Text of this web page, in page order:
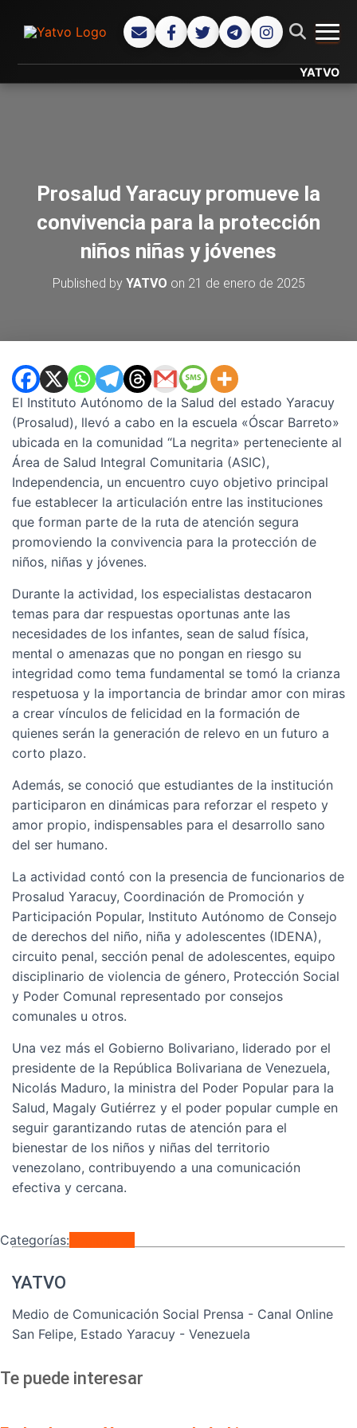
YATVO...
Prosalud Yaracuy promueve la
convivencia para la protección
niños niñas y jóvenes
Published by YATVO on 21 de enero de 2025
El Instituto Autónomo de la Salud del estado Yaracuy
(Prosalud), llevó a cabo en la escuela «Óscar Barreto»
ubicada en la comunidad “La negrita» perteneciente al
Área de Salud Integral Comunitaria (ASIC),
Independencia, un encuentro cuyo objetivo principal
fue establecer la articulación entre las instituciones
que forman parte de la ruta de atención segura
promoviendo la convivencia para la protección de
niños, niñas y jóvenes.
Durante la actividad, los especialistas destacaron
temas para dar respuestas oportunas ante las
necesidades de los infantes, sean de salud física,
mental o amenazas que no pongan en riesgo su
integridad como tema fundamental se tomó la crianza
respetuosa y la importancia de brindar amor con miras
a crear vínculos de felicidad en la formación de
quienes serán la generación de relevo en un futuro a
corto plazo.
Además, se conoció que estudiantes de la institución
participaron en dinámicas para reforzar el respeto y
amor propio, indispensables para el desarrollo sano
del ser humano.
La actividad contó con la presencia de funcionarios de
Prosalud Yaracuy, Coordinación de Promoción y
Participación Popular, Instituto Autónomo de Consejo
de derechos del niño, niña y adolescentes (IDENA),
circuito penal, sección penal de adolescentes, equipo
disciplinario de violencia de género, Protección Social
y Poder Comunal representado por consejos
comunales u otros.
Una vez más el Gobierno Bolivariano, liderado por el
presidente de la República Bolivariana de Venezuela,
Nicolás Maduro, la ministra del Poder Popular para la
Salud, Magaly Gutiérrez y el poder popular cumple en
seguir garantizando rutas de atención para el
bienestar de los niños y niñas del territorio
venezolano, contribuyendo a una comunicación
efectiva y cercana.
Categorías:
YATVO
Medio de Comunicación Social Prensa - Canal Online
San Felipe, Estado Yaracuy - Venezuela
Te puede interesar